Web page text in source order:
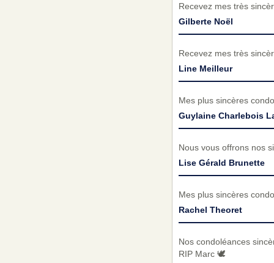
Recevez mes très
Gilberte Noël
Recevez mes très
Line Meilleur
Mes plus sincères
Guylaine Charlebois
Nous vous offrons nos
Lise Gérald Brunette
Mes plus sincères
Rachel Theoret
Nos condoléances
RIP Marc 🕊️